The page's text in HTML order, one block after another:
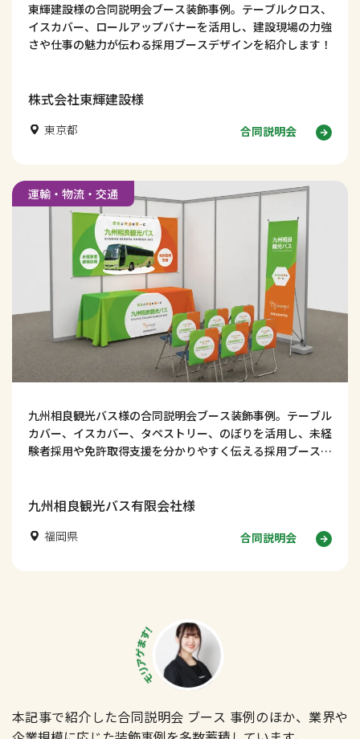
東輝建設様の合同説明会ブース装飾事例。テーブルクロス、
イスカバー、ロールアップバナーを活用し、建設現場の力強
さや仕事の魅力が伝わる採用ブースデザインを紹介します！
株式会社東輝建設様
東京都 合同説明会
運輸・物流・交通
九州相良観光バス様の合同説明会ブース装飾事例。テーブル
カバー、イスカバー、タペストリー、のぼりを活用し、未経
験者採用や免許取得支援を分かりやすく伝える採用ブースデ
九州相良観光バス有限会社様
福岡県 合同説明会
本記事で紹介した合同説明会 ブース 事例のほか、業界や